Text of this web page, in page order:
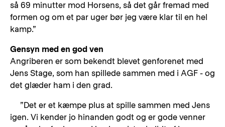
så 69 minutter mod Horsens, så det går fremad med
formen og om et par uger bør jeg være klar til en hel
kamp.”
Gensyn med en god ven
Angriberen er som bekendt blevet genforenet med
Jens Stage, som han spillede sammen med i AGF - og
det glæder ham i den grad.
”Det er et kæmpe plus at spille sammen med Jens
igen. Vi kender jo hinanden godt og er gode venner